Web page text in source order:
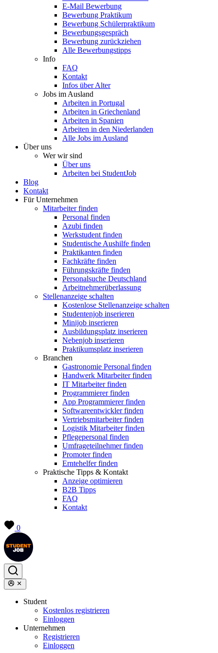
E-Mail Bewerbung
Bewerbung Praktikum
Bewerbung Schülerpraktikum
Bewerbungsgespräch
Bewerbung zurückziehen
Alle Bewerbungstipps
Info
FAQ
Kontakt
Infos über Alter
Jobs im Ausland
Arbeiten in Portugal
Arbeiten in Griechenland
Arbeiten in Spanien
Arbeiten in den Niederlanden
Alle Jobs im Ausland
Über uns
Wer wir sind
Über uns
Arbeiten bei StudentJob
Blog
Kontakt
Für Unternehmen
Mitarbeiter finden
Personal finden
Azubi finden
Werkstudent finden
Studentische Aushilfe finden
Praktikanten finden
Fachkräfte finden
Führungskräfte finden
Personalsuche Deutschland
Arbeitnehmerüberlassung
Stellenanzeige schalten
Kostenlose Stellenanzeige schalten
Studentenjob inserieren
Minijob inserieren
Ausbildungsplatz inserieren
Nebenjob inserieren
Praktikumsplatz inserieren
Branchen
Gastronomie Personal finden
Handwerk Mitarbeiter finden
IT Mitarbeiter finden
Programmierer finden
App Programmierer finden
Softwareentwickler finden
Vertriebsmitarbeiter finden
Logistik Mitarbeiter finden
Pflegepersonal finden
Umfrageteilnehmer finden
Promoter finden
Erntehelfer finden
Praktische Tipps & Kontakt
Anzeige optimieren
B2B Tipps
FAQ
Kontakt
0
Student
Kostenlos registrieren
Einloggen
Unternehmen
Registrieren
Einloggen